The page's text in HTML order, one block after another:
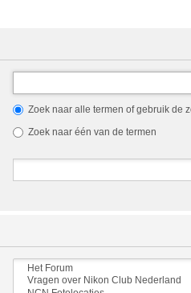
Zoek naar alle termen of gebruik de
Zoek naar één van de termen